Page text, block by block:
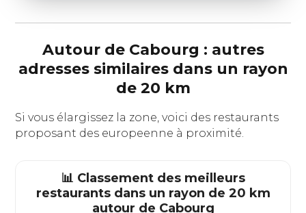
Autour de Cabourg : autres
adresses similaires dans un rayon
de 20 km
Si vous élargissez la zone, voici des restaurants
proposant des europeenne à proximité.
📊 Classement des meilleurs
restaurants dans un rayon de 20 km
autour de Cabourg